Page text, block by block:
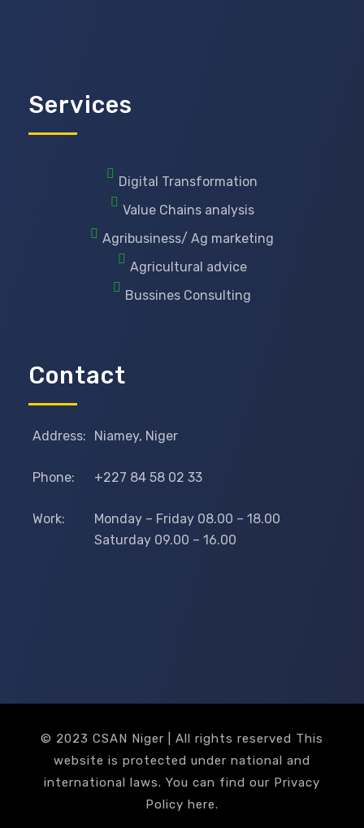
Services
Digital Transformation
Value Chains analysis
Agribusiness/ Ag marketing
Agricultural advice
Bussines Consulting
Contact
Address: Niamey, Niger
Phone: +227 84 58 02 33
Work:
Monday – Friday 08.00 – 18.00
Saturday 09.00 – 16.00
© 2023 CSAN Niger | All rights reserved This
website is protected under national and
international laws. You can find our Privacy
Policy here.